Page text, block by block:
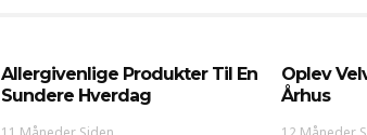
Allergivenlige Produkter Til En
Sundere Hverdag
Oplev
Århus